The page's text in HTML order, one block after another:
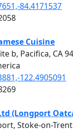
84.4171537
Cuisine
b, Pacifica, CA
122.4905091
(Longport
Stoke-on-Trent